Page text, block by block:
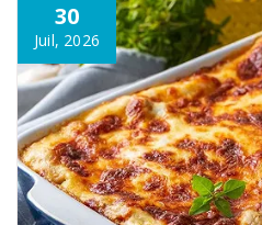
30
Juil, 2026